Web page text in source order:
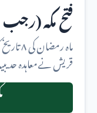
فتح مکہ
ماہ
قریش نے معاہدہ